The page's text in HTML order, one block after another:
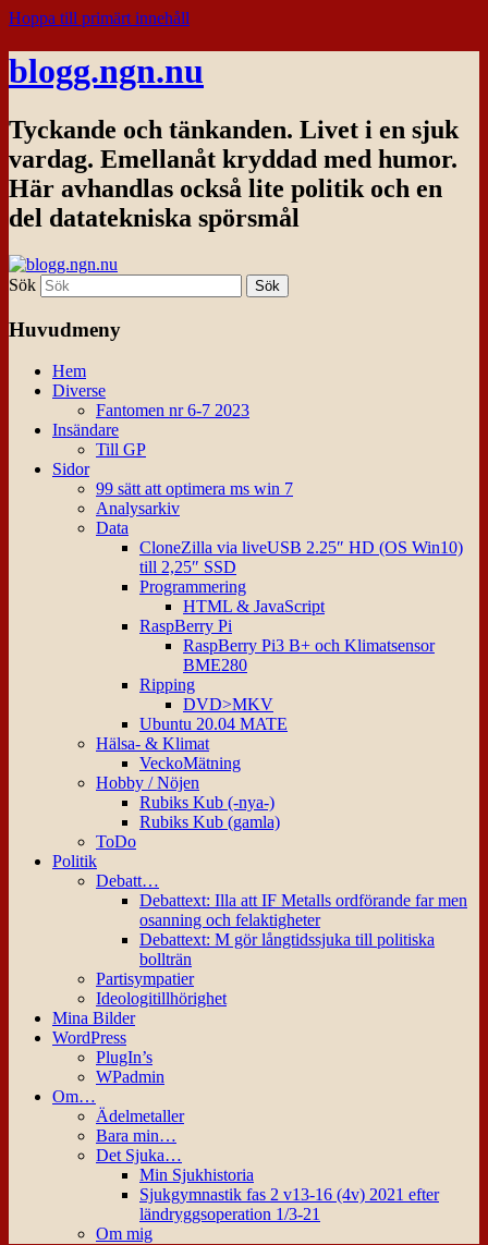
Hoppa till primärt innehåll
blogg.ngn.nu
Tyckande och tänkanden. Livet i en sjuk
vardag. Emellanåt kryddad med humor.
Här avhandlas också lite politik och en
del datatekniska spörsmål
Sök
Huvudmeny
Hem
Diverse
Fantomen nr 6-7 2023
Insändare
Till GP
Sidor
99 sätt att optimera ms win 7
Analysarkiv
Data
CloneZilla via liveUSB 2.25″ HD (OS Win10)
till 2,25″ SSD
Programmering
HTML & JavaScript
RaspBerry Pi
RaspBerry Pi3 B+ och Klimatsensor
BME280
Ripping
DVD>MKV
Ubuntu 20.04 MATE
Hälsa- & Klimat
VeckoMätning
Hobby / Nöjen
Rubiks Kub (-nya-)
Rubiks Kub (gamla)
ToDo
Politik
Debatt…
Debattext: Illa att IF Metalls ordförande far men
osanning och felaktigheter
Debattext: M gör långtidssjuka till politiska
bollträn
Partisympatier
Ideologitillhörighet
Mina Bilder
WordPress
PlugIn’s
WPadmin
Om…
Ädelmetaller
Bara min…
Det Sjuka…
Min Sjukhistoria
Sjukgymnastik fas 2 v13-16 (4v) 2021 efter
ländryggsoperation 1/3-21
Om mig